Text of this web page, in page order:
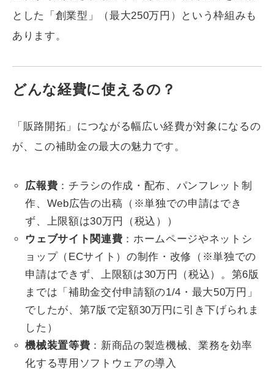
とした「創業型」（最大250万円）という枠組みも
あります。
どんな経費に使えるの？
「販路開拓」につながる幅広い経費が対象になるの
が、この補助金の最大の魅力です。
広報費 ：チラシの作成・配布、パンフレット制
作、Web広告の出稿（※単独での申請はでき
ず、上限額は30万円（税込））
ウェブサイト関連費 ：ホームページやネットシ
ョップ（ECサイト）の制作・改修（※単独での
申請はできず、上限額は30万円（税込）。第6版
までは「補助金交付申請額の1/4・最大50万円」
でしたが、第7版で定額30万円に引き下げられま
した）
機械装置等費 ：新商品の製造機械、業務を効率
化する専用ソフトウェアの導入